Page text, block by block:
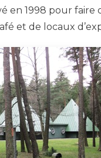
en 1998 pour
et de locaux